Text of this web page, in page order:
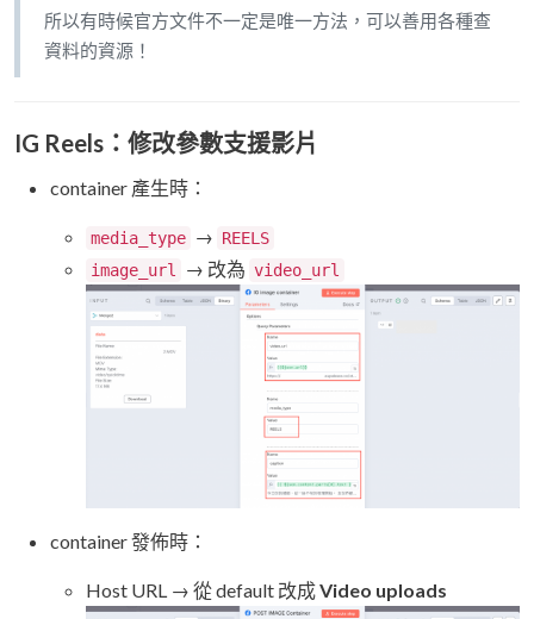
所以有時候官方文件不一定是唯一方法，可以善用各種查
資料的資源！
IG Reels：修改參數支援影片
container 產生時：
media_type → REELS
image_url
→ 改為 video_url
container 發佈時：
Host URL → 從 default 改成Video uploads